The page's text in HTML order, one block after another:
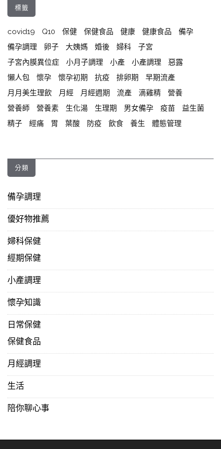
標籤
covid19 Q10 保健 保健食品 健康 健康食品
備孕
備孕調理
卵子 大姨媽 婚後 婦科
子宮
子宮內膜異位症
小月子調理 小產 小產調理
惡露
懶人包
懷孕 懷孕初期 抗疫 排卵期
早期流產
月月美生理飲
月經 月經週期 流產 滴雞精
營養
營養師
營養素 生化湯 生理期 男女備孕 疫苗
益生菌
精子
經痛 胃 葉酸 防疫 飲食 養生 體態管理
分類
備孕調理
優好物推薦
婦科保健
經期保健
小產調理
懷孕知識
日常保健
保健食品
月經調理
生活
陪你聊心事